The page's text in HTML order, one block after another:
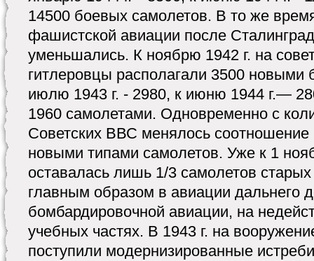
14500 боевых самолетов. В то же
фашистской авиации после
уменьшались. К ноябрю 1942 г. на
гитлеровцы располагали 3500
июлю 1943 г. - 2980, к июню 1944 г.—
1960 самолетами. Одновременно с
Советских ВВС менялось
новыми типами самолетов. Уже к 1
оставалась лишь 1/3 самолетов
главным образом в авиации дальнего
бомбардировочной авиации, на
учебных частях. В 1943 г. на
поступили модернизированные